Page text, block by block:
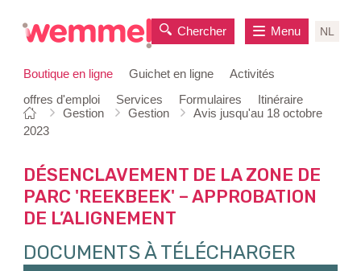
Boutique en ligne Guichet en ligne
Activités
offres d'emploi
Services Formulaires Itinéraire
Chercher NL
Menu
Vous
êtes
Page
de
Gestion Gestion
Avis jusqu'au 18 octobre
2023
DÉSENCLAVEMENT DE LA ZONE DE
PARC 'REEKBEEK' – APPROBATION
DE L’ALIGNEMENT
DOCUMENTS À TÉLÉCHARGER